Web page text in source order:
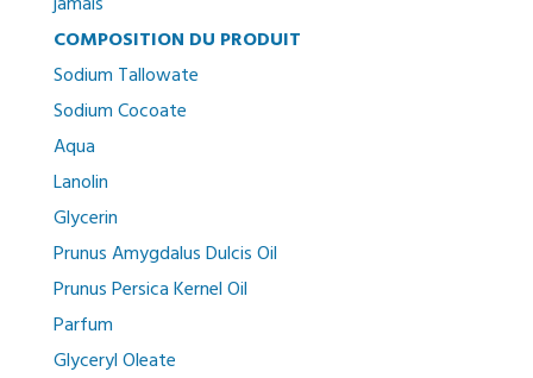
COMPOSITION DU PRODUIT
Sodium Tallowate
Sodium Cocoate
Aqua
Lanolin
Glycerin
Prunus Amygdalus Dulcis Oil
Prunus Persica Kernel Oil
Parfum
Glyceryl Oleate